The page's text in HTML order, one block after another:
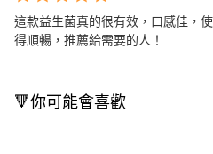
這款益生菌真的很有效，口感佳，
得順暢，推薦給需要的人！
🔻你可能會喜歡